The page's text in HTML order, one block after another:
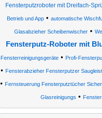
Fensterputzroboter mit Dreifach-
Betrieb und App • automatische
Glasabzieher Scheibenwischer •
Fensterputz-Roboter mit
Fensterreinigungsgeräte• Profi-
• Fensterabzieher Fensterputzer
• Fernsteuerung Fensterputztücher
Glasreinigungs •